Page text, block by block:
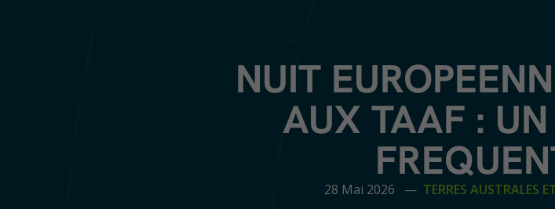
NUIT
AUX TAAF :
28 Mai 2026 — TERRES AUSTRALES